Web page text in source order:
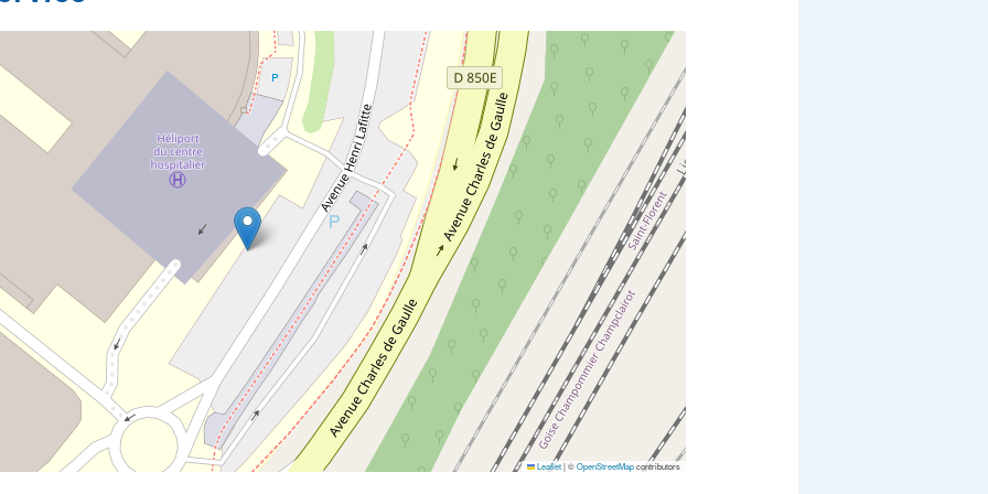
Leaflet|©OpenStreetMapcontributors